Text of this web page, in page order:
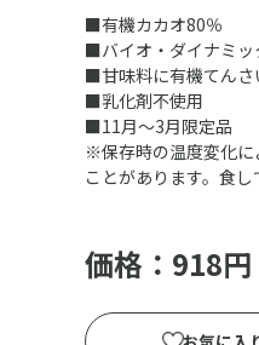
■有機カカオ80％
■バイオ・ダイナミッ
■甘味料に有機てんさ
■乳化剤不使用
■11月～3月限定品
※保存時の温度変化に
ことがあります。食し
価格：918円